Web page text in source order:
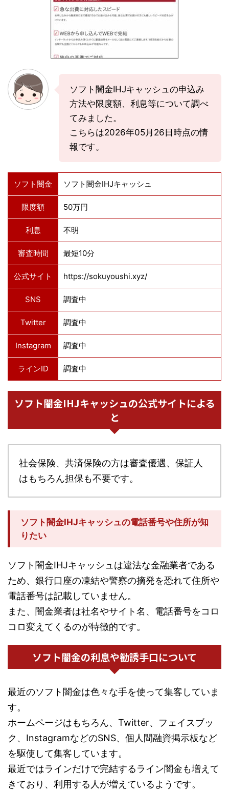
ソフト闇金IHJキャッシュの申込み
方法や限度額、利息等について調べ
てみました。
こちらは2026年05月26日時点の情
報です。
ソフト闇金 ソフト闇金IHJキャッシュ
限度額 50万円
利息 不明
審査時間 最短10分
公式サイト https://sokuyoushi.xyz/
SNS 調査中
Twitter 調査中
Instagram 調査中
ラインID 調査中
ソフト闇金IHJキャッシュの公式サイトによる
と
社会保険、共済保険の方は審査優遇、保証人
はもちろん担保も不要です。
ソフト闇金IHJキャッシュの電話番号や住所が知
りたい
ソフト闇金IHJキャッシュは違法な金融業者である
ため、銀行口座の凍結や警察の摘発を恐れて住所や
電話番号は記載していません。
また、闇金業者は社名やサイト名、電話番号をコロ
コロ変えてくるのが特徴的です。
ソフト闇金の利息や勧誘手口について
最近のソフト闇金は色々な手を使って集客していま
す。
ホームページはもちろん、Twitter、フェイスブッ
ク、InstagramなどのSNS、個人間融資掲示板など
を駆使して集客しています。
最近ではラインだけで完結するライン闇金も増えて
きており、利用する人が増えているようです。